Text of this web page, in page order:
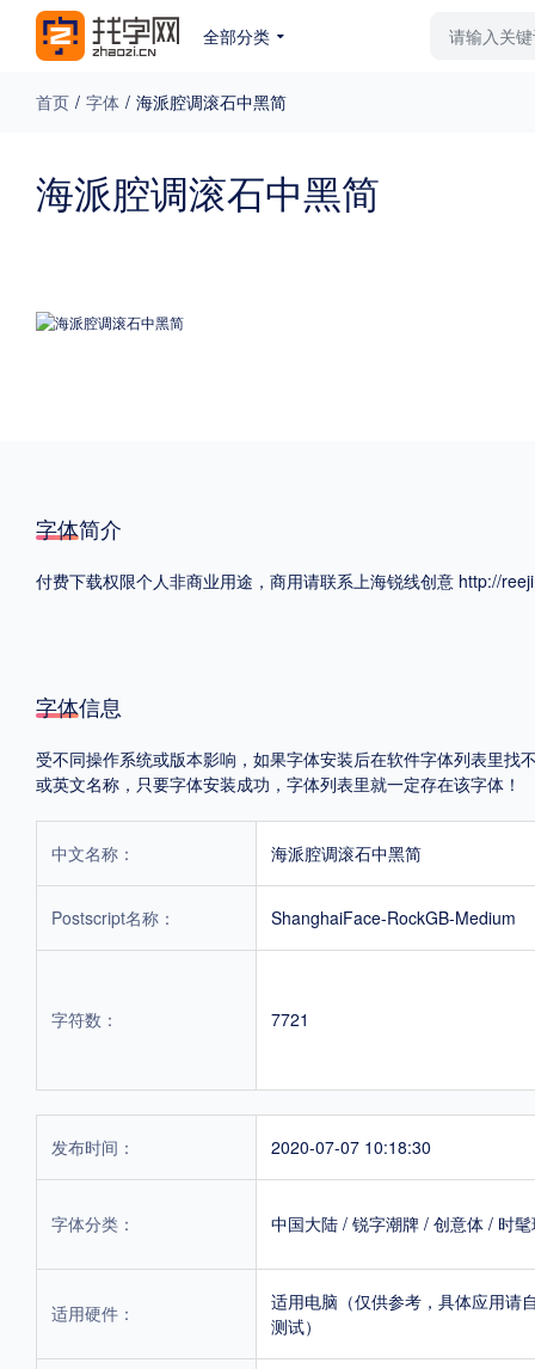
全部分类
免费下载 收费下载 更多
格式
地区
中国大陆 中国港澳台 更多
首页 / 字体 / 海派腔调滚石中黑简
海派腔调滚石中黑简
字体简介
付费下载权限个人非商业用途，商用请联系上海锐线创意 http://
字体信息
受不同操作系统或版本影响，如果字体安装后在软件字体列表里
或英文名称，只要字体安装成功，字体列表里就一定存在该字体！
中文名称： 海派腔调滚石中黑简
Postscript名称： ShanghaiFace-RockGB-Medium
字符数： 7721
发布时间： 2020-07-07 10:18:30
字体分类： 中国大陆 / 锐字潮牌 / 创意体 / 时
适用硬件：
适用电脑（仅供参考，具体应用请
测试）